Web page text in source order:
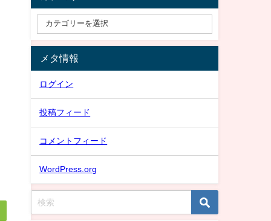
メタ情報
ログイン
投稿フィード
コメントフィード
WordPress.org